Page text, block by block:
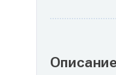
Описание